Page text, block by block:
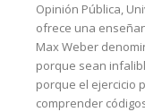
Opinión Pública,
ofrece una
Max Weber
porque sean
porque el ejercicio
comprender